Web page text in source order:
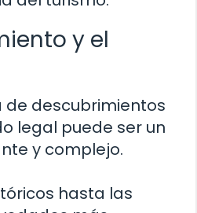
y el
descubrimientos
legal puede ser un
y complejo.
hasta las